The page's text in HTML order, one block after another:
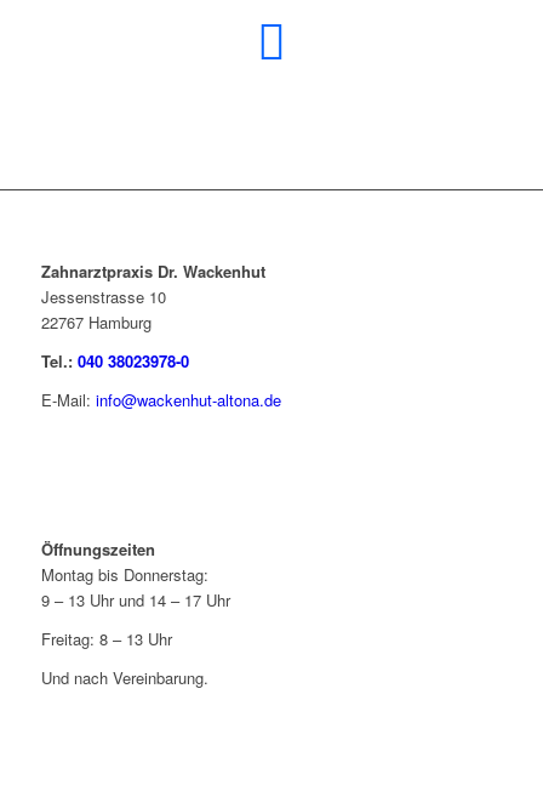
Zahnarztpraxis Dr. Wackenhut
Jessenstrasse 10
22767 Hamburg
Tel.: 040 38023978-0
E-Mail: info@wackenhut-altona.de
Öffnungszeiten
Montag bis Donnerstag:
9 – 13 Uhr und 14 – 17 Uhr
Freitag: 8 – 13 Uhr
Und nach Vereinbarung.